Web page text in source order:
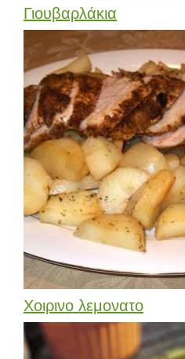
Γιουβαρλάκια
Χοιρινο λεμονατο